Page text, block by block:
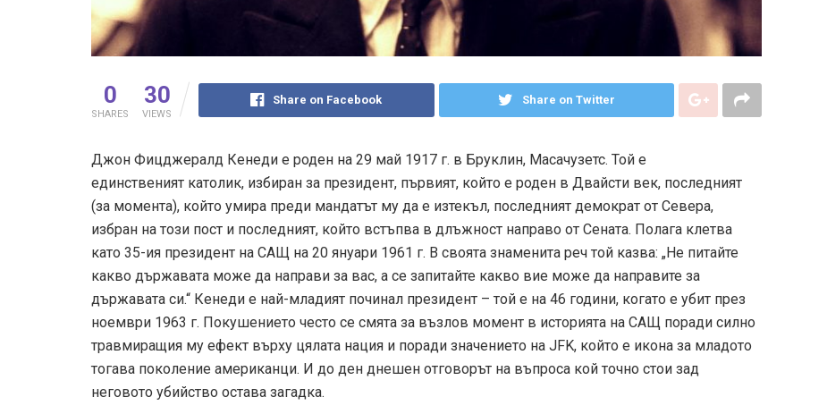
0
SHARES
30
VIEWS
Share on Facebook Share on Twitter
Джон Фицджералд Кенеди е роден на 29 май 1917 г. в Бруклин, Масачузетс. Той е
единственият католик, избиран за президент, първият, който е роден в Двайсти век, последният
(за момента), който умира преди мандатът му да е изтекъл, последният демократ от Севера,
избран на този пост и последният, който встъпва в длъжност направо от Сената. Полага клетва
като 35-ия президент на САЩ на 20 януари 1961 г. В своята знаменита реч той казва: „Не питайте
какво държавата може да направи за вас, а се запитайте какво вие може да направите за
държавата си.“ Кенеди е най-младият починал президент – той е на 46 години, когато е убит през
ноември 1963 г. Покушението често се смята за възлов момент в историята на САЩ поради силно
травмиращия му ефект върху цялата нация и поради значението на JFK, който е икона за младото
тогава поколение американци. И до ден днешен отговорът на въпроса кой точно стои зад
неговото убийство остава загадка.